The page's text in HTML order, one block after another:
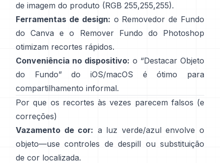
de imagem do produto (RGB 255,255,255).
Ferramentas de design: o Removedor de Fundo
do Canva e o
Remover Fundo do Photoshop
otimizam recortes rápidos.
Conveniência no dispositivo: o “Destacar Objeto
do Fundo” do iOS/macOS é ótimo para
compartilhamento informal.
Por que os recortes às vezes parecem falsos (e
correções)
Vazamento de cor: a luz verde/azul envolve o
objeto—use controles de despill ou substituição
de cor localizada.